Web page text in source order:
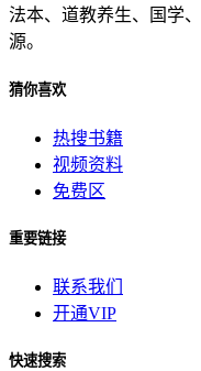
法本、道教养生、国学
源。
猜你喜欢
热搜书籍
视频资料
免费区
重要链接
联系我们
开通VIP
快速搜索